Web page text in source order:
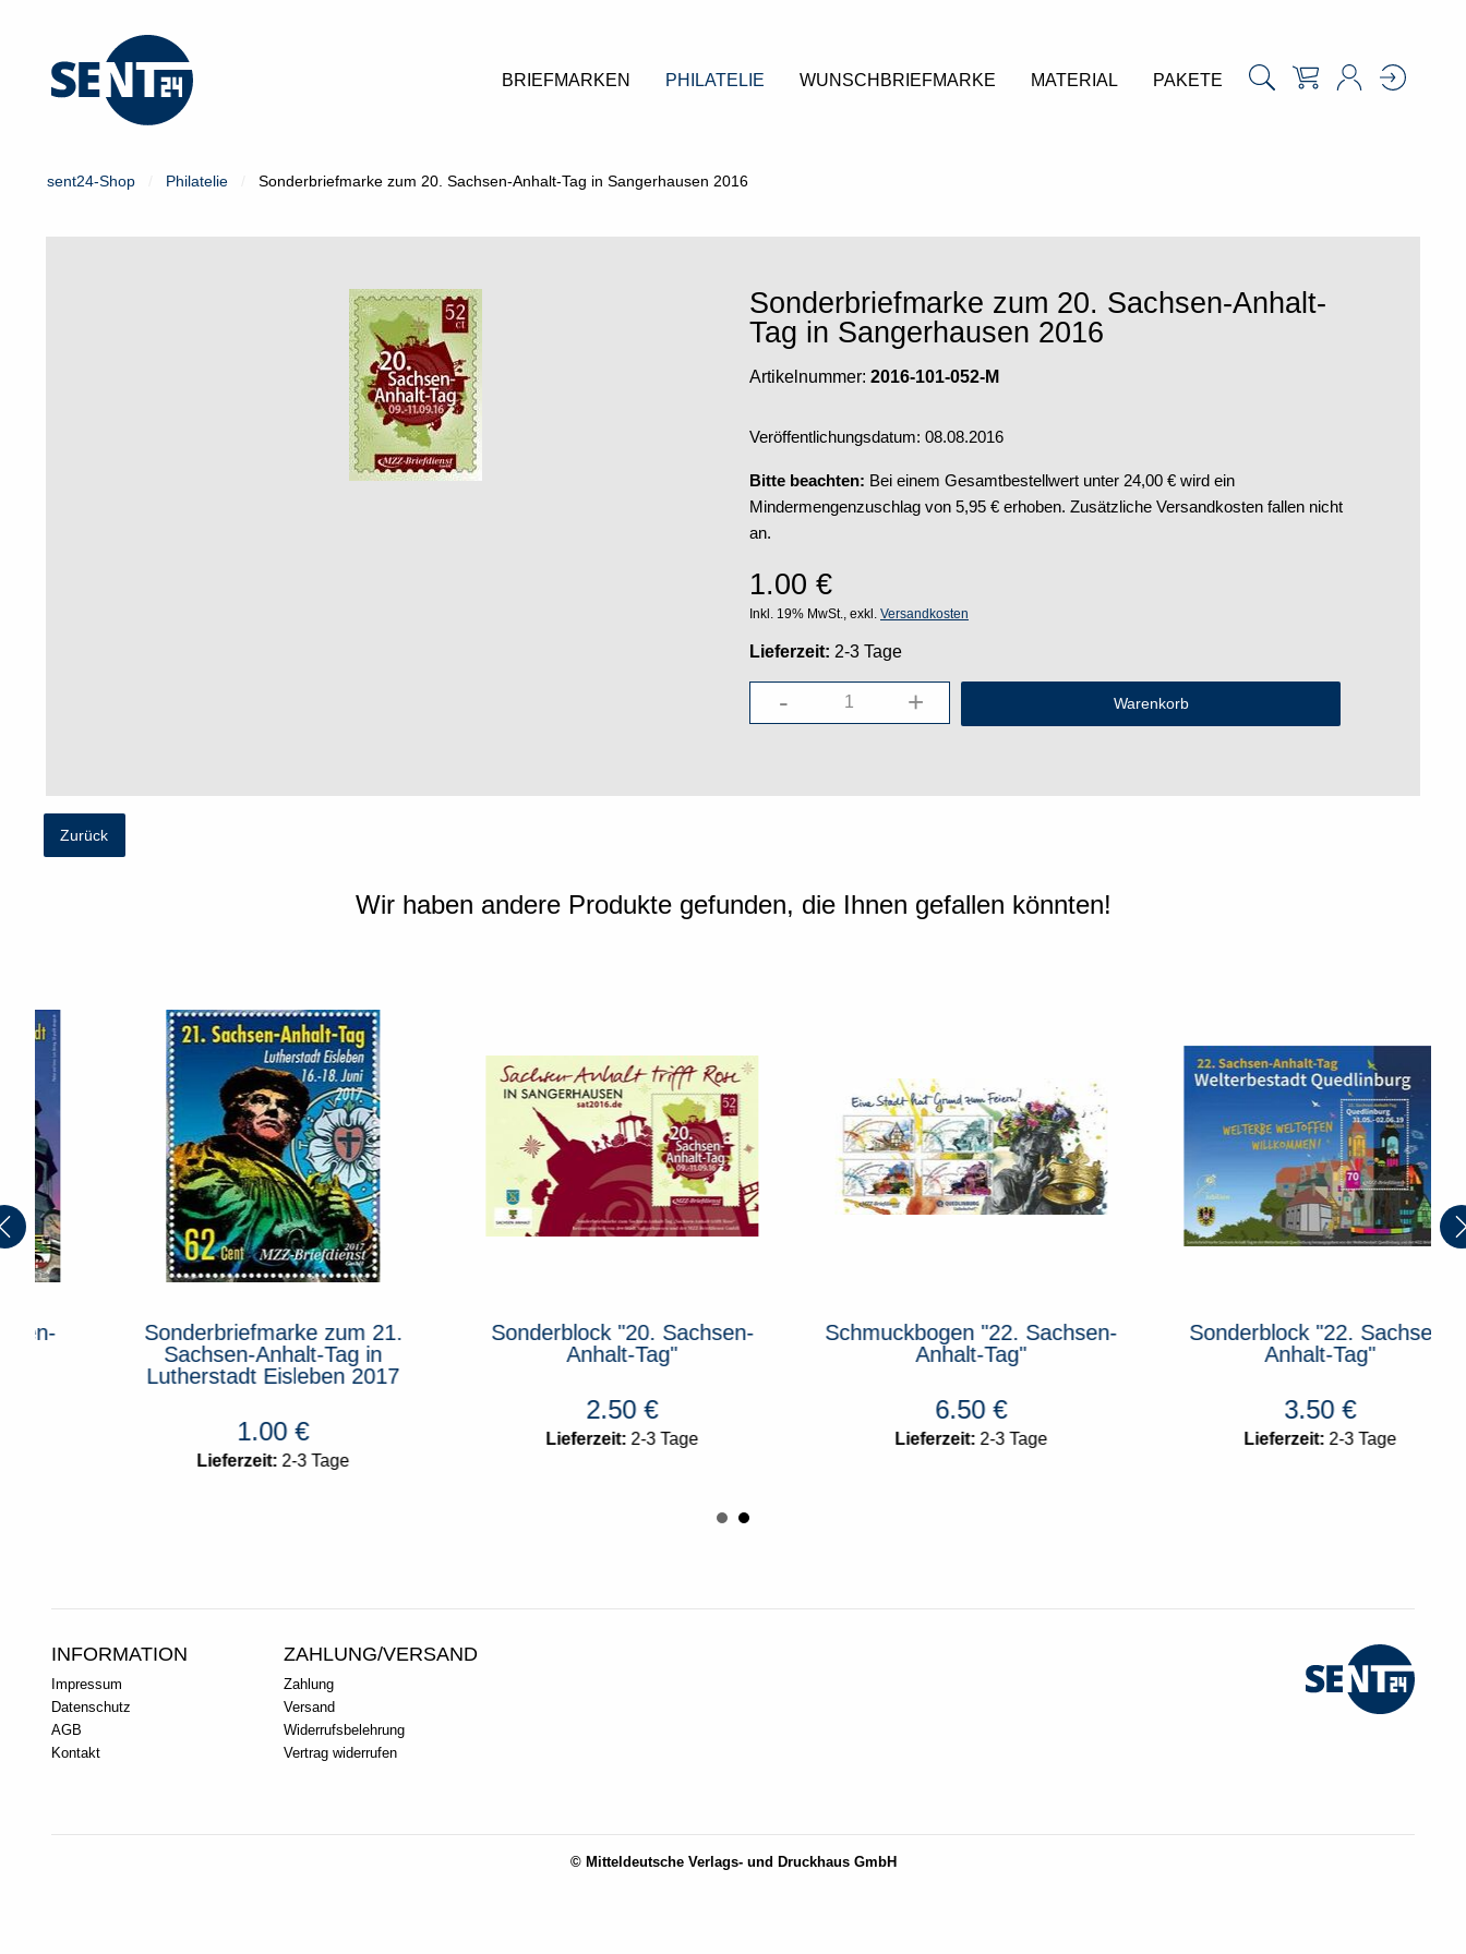
BRIEFMARKEN PHILATELIE WUNSCHBRIEFMARKE MATERIAL PAKETE
sent24-Shop Philatelie Sonderbriefmarke zum 20. Sachsen-Anhalt-Tag in Sangerhausen 2016
Sonderbriefmarke zum 20. Sachsen-Anhalt-
Tag in Sangerhausen 2016
Artikelnummer: 2016-101-052-M
Veröffentlichungsdatum: 08.08.2016
Bitte beachten: Bei einem Gesamtbestellwert unter 24,00 € wird ein
Mindermengenzuschlag von 5,95 € erhoben. Zusätzliche Versandkosten fallen nicht
an.
1.00 €
Inkl. 19% MwSt., exkl. Versandkosten
Lieferzeit: 2-3 Tage
- +
Zurück
Wir haben andere Produkte gefunden, die Ihnen gefallen könnten!
Sonderbriefmarke zum 21.
Sachsen-Anhalt-Tag in
Lutherstadt Eisleben 2017
€
Lieferzeit:2-3 Tage
Sonderblock "20. Sachsen-
Anhalt-Tag"
€
Lieferzeit:2-3 Tage
Schmuckbogen "22. Sachsen-
Anhalt-Tag"
€
Lieferzeit:2-3 Tage
Sonderblock "22. Sachsen-
Anhalt-Tag"
€
Lieferzeit:2-3 Tage
INFORMATION
Impressum
Datenschutz
AGB
Kontakt
ZAHLUNG/VERSAND
Zahlung
Versand
Widerrufsbelehrung
Vertrag widerrufen
© Mitteldeutsche Verlags- und Druckhaus GmbH